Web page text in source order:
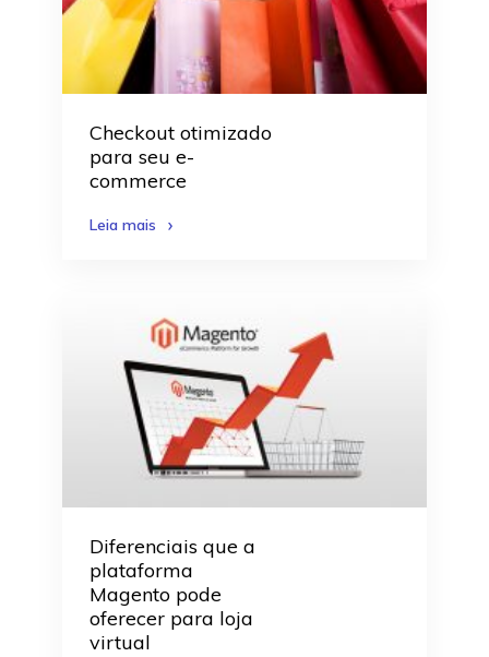
Checkout otimizado
para seu e-
commerce
Leia mais
Diferenciais que a
plataforma
Magento pode
oferecer para loja
virtual